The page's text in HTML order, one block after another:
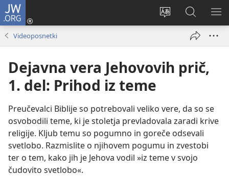
JW.ORG
Spremeni
spletnega
Prijava
(odpre
Iskanje
po
JW.ORG
Videoposnetki
Dejavna vera Jehovovih prič,
1. del: Prihod iz teme
Preučevalci Biblije so potrebovali veliko vere, da so se
osvobodili teme, ki je stoletja prevladovala zaradi krive
religije. Kljub temu so pogumno in goreče odsevali
svetlobo. Razmislite o njihovem pogumu in zvestobi
ter o tem, kako jih je Jehova vodil »iz teme v svojo
čudovito svetlobo«.